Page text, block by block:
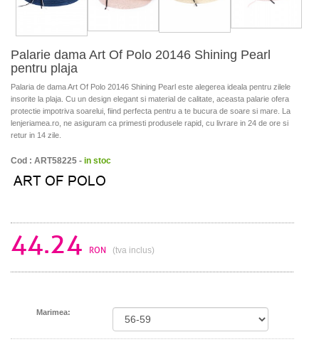
Palarie dama Art Of Polo 20146 Shining Pearl
pentru plaja
Palaria de dama Art Of Polo 20146 Shining Pearl este alegerea ideala pentru zilele
insorite la plaja. Cu un design elegant si material de calitate, aceasta palarie ofera
protectie impotriva soarelui, fiind perfecta pentru a te bucura de soare si mare. La
lenjeriamea.ro, ne asiguram ca primesti produsele rapid, cu livrare in 24 de ore si
retur in 14 zile.
Cod : ART58225 - in stoc
44.24 RON (tva inclus)
Marimea: